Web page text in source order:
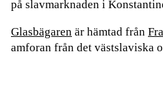
på slavmarknaden i
Glasbägaren är hämtad från
amforan från det västslaviska